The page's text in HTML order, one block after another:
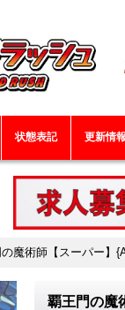
状態表記 更新情報
魔術師【スーパー】
覇王門の魔